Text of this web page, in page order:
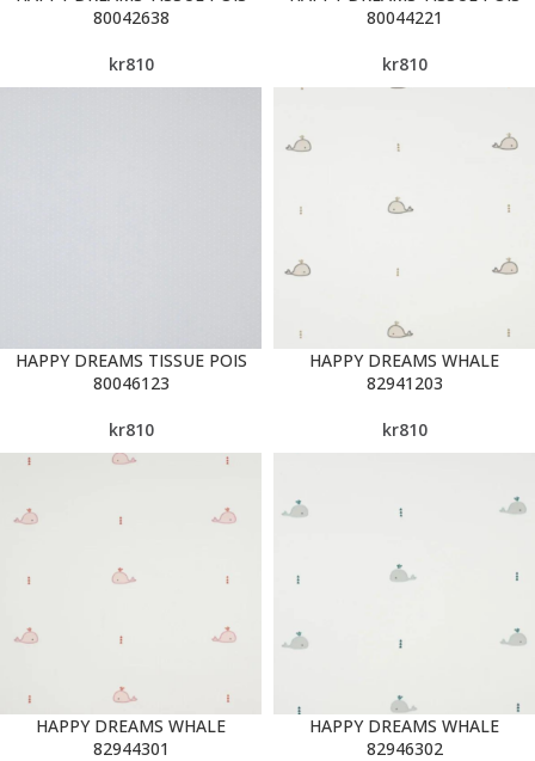
80042638
kr810
80044221
kr810
HAPPY DREAMS TISSUE POIS
80046123
kr810
HAPPY DREAMS WHALE
82941203
kr810
HAPPY DREAMS WHALE
82944301
HAPPY DREAMS WHALE
82946302